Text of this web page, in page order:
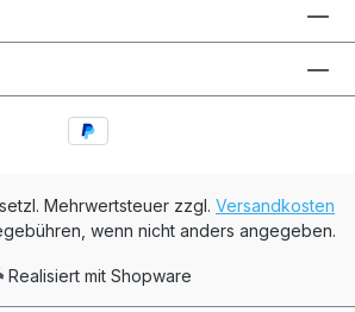
Mehrwertsteuer zzgl. Versandkosten
wenn nicht anders angegeben.
Realisiert mit Shopware